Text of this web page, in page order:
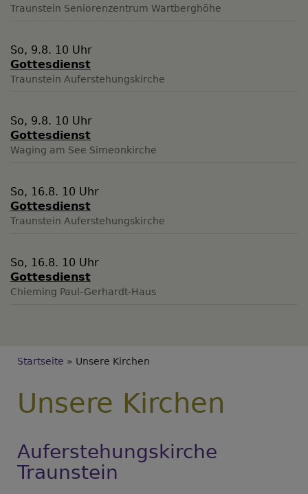
Traunstein Seniorenzentrum Wartberghöhe
So, 9.8. 10 Uhr
Gottesdienst
Traunstein Auferstehungskirche
So, 9.8. 10 Uhr
Gottesdienst
Waging am See Simeonkirche
So, 16.8. 10 Uhr
Gottesdienst
Traunstein Auferstehungskirche
So, 16.8. 10 Uhr
Gottesdienst
Chieming Paul-Gerhardt-Haus
Breadcrumb
Startseite Unsere Kirchen
Unsere Kirchen
Auferstehungskirche
Traunstein